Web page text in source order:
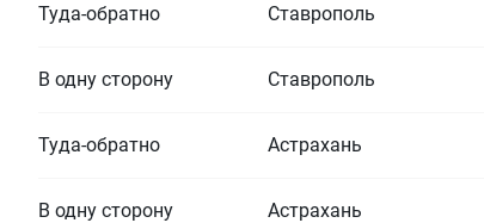
Туда-обратно Ставрополь
В одну сторону Ставрополь
Туда-обратно Астрахань
В одну сторону Астрахань